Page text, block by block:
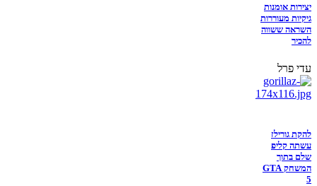
יצירות אומנות
גיקיות מעוררות
השראה ששווה
להכיר
עדי פרל
להקת גורילז
עשתה קליפ
שלם בתוך
המשחק GTA
5